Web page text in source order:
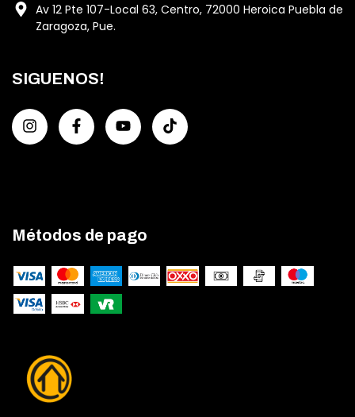
Av 12 Pte 107-Local 63, Centro, 72000 Heroica Puebla de
Zaragoza, Pue.
SIGUENOS!
Métodos de pago